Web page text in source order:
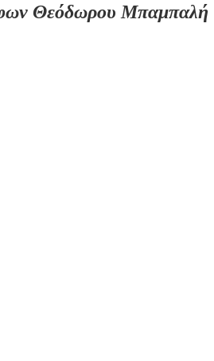
Θεόδωρου Μπαμπαλή